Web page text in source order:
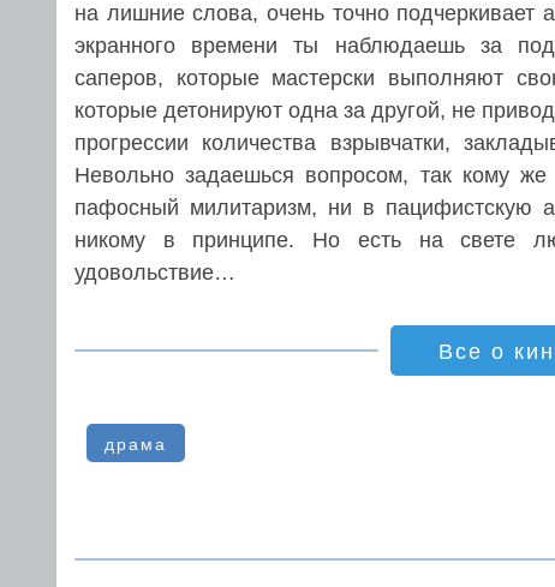
на лишние слова, очень точно подчеркивает
экранного времени ты наблюдаешь за
саперов, которые мастерски выполняют
которые детонируют одна за другой, не
прогрессии количества взрывчатки,
Невольно задаешься вопросом, так кому
пафосный милитаризм, ни в пацифистскую
никому в принципе. Но есть на свете
удовольствие…
Все о
драма